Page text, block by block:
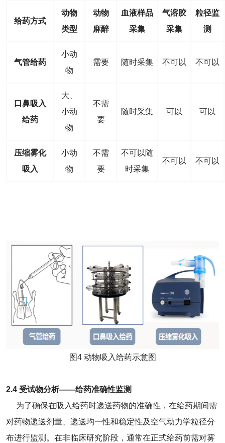
给药方式
动物
类型
动物
麻醉
血液样品
采集
气溶胶
采集
粒径监
测
气管给药
小动
物
需要 随时采集 不可以 不可以
口鼻吸入
给药
大、
小动
物
不需
要
随时采集 可以 可以
压缩雾化
吸入
小动
物
不需
要
不可以随
时采集
不可以 不可以
图4 动物吸入给药示意图
2.4 受试物分析——给药准确性监测
为了确保在吸入给药时递送药物的准确性，在给药期间需
对药物递送剂量、递送均一性和稳定性及空气动力学粒径分
布进行监测。在非临床研究阶段，通常在正式给药前需对雾